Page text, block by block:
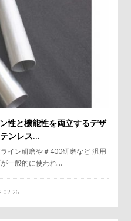
性と機能性を両立するデザ
ンレス…
イン研磨や＃400研磨など 汎用
一般的に使われ…
02-26